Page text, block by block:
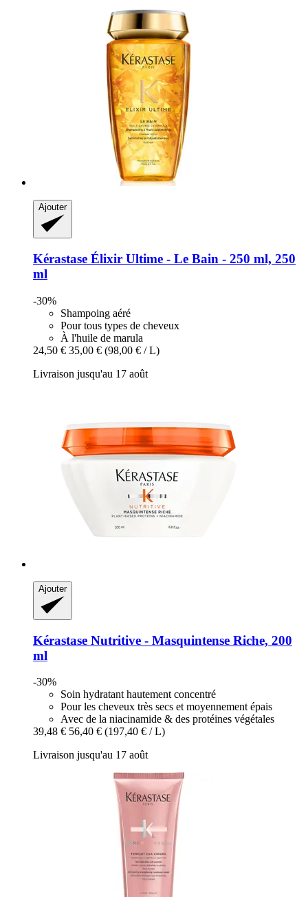
Ajouter
Kérastase Élixir Ultime -​ Le Bain -​ 250 ml, 250
ml
-30%
Shampoing aéré
Pour tous types de cheveux
À l'huile de marula
24,50 € 35,00 € (98,00 € / L)
Livraison jusqu'au 17 août
Ajouter
Kérastase Nutritive -​ Masquintense Riche, 200
ml
-30%
Soin hydratant hautement concentré
Pour les cheveux très secs et moyennement épais
Avec de la niacinamide & des protéines végétales
39,48 € 56,40 € (197,40 € / L)
Livraison jusqu'au 17 août